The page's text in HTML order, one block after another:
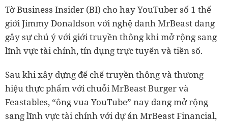
Tờ Business Insider (BI) cho hay YouTuber số 1 thế
giới Jimmy Donaldson với nghệ danh MrBeast đang
gây sự chú ý với giới truyền thông khi mở rộng sang
lĩnh vực tài chính, tín dụng trực tuyến và tiền số.
Sau khi xây dựng đế chế truyền thông và thương
hiệu thực phẩm với chuỗi MrBeast Burger và
Feastables, “ông vua YouTube” nay đang mở rộng
sang lĩnh vực tài chính với dự án MrBeast Financial,